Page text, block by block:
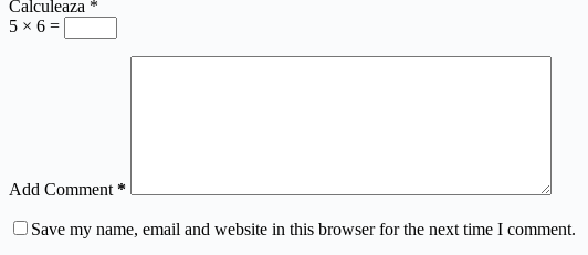
Calculeaza *
5 × 6 =
Add Comment *
Save my name, email and website in this browser for the next time I comment.